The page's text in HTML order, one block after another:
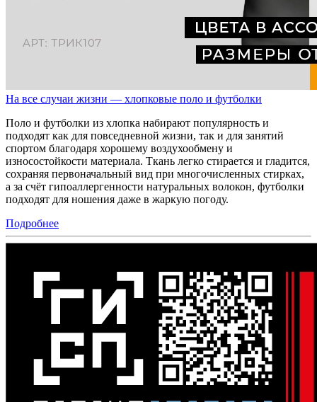
На все случаи жизни — хлопковые поло и футболки
Поло и футболки из хлопка набирают популярность и
подходят как для повседневной жизни, так и для занятий
спортом благодаря хорошему воздухообмену и
износостойкости материала. Ткань легко стирается и гладится,
сохраняя первоначальный вид при многочисленных стирках,
а за счёт гипоаллергенности натуральных волокон, футболки
подходят для ношения даже в жаркую погоду.
Подробнее